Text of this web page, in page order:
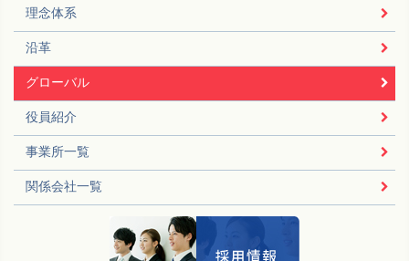
理念体系
沿革
グローバル
役員紹介
事業所一覧
関係会社一覧